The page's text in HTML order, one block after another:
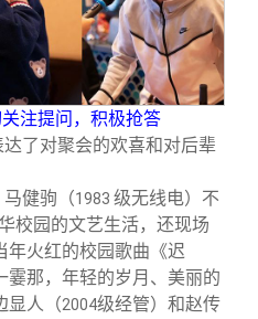
注提问，积极抢答
了对聚会的欢喜和对后辈
健驹（1983 级无线电）不
校园的文艺生活，还现场
年火红的校园歌曲《迟
霎那，年轻的岁月、美丽的
显人（2004级经管）和赵传